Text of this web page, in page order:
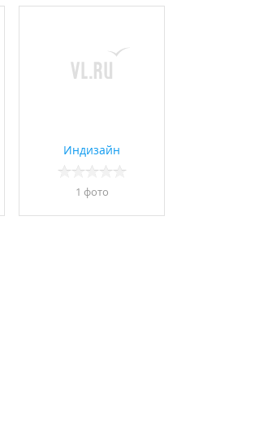
Индизайн
1 фото